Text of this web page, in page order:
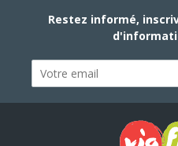
Restez informé,